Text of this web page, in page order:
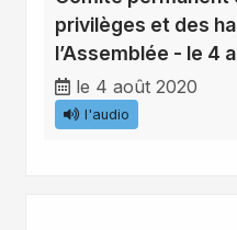
privilèges et des
l’Assemblée - le 4
le 4 août 2020
l'audio